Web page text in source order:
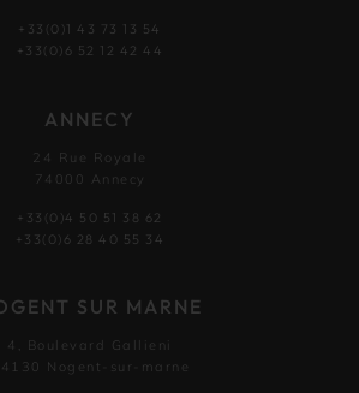
+33(0)1 43 73 13 54
+33(0)6 52 12 42 44
ANNECY
24 Rue Royale
74000 Annecy
+33(0)4 50 51 38 62
+33(0)6 28 40 55 34
SUR MARNE
4, Boulevard Gallieni
Nogent-sur-marne